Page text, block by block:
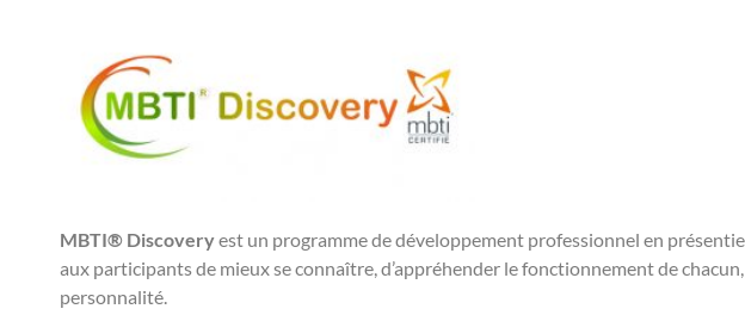
MBTI® Discoveryest un programme de développement professionnel en
aux participants de mieux se connaître, d’appréhender le fonctionnement de
personnalité.